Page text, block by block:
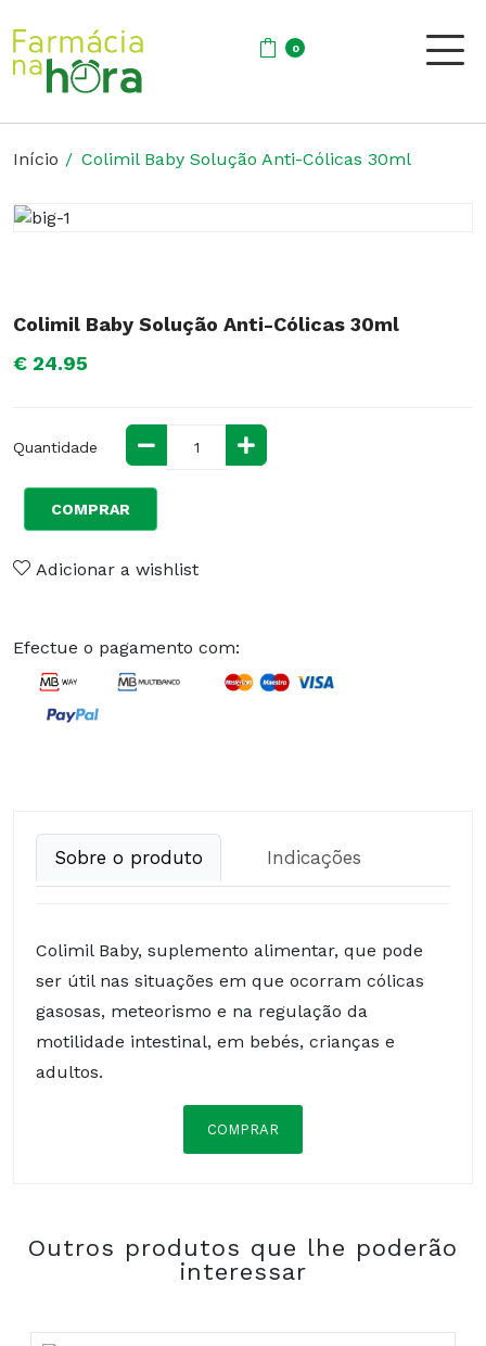
0
Início Colimil Baby Solução Anti-Cólicas 30ml
Colimil Baby Solução Anti-Cólicas 30ml
€ 24.95
Quantidade
COMPRAR
Adicionar a wishlist
Efectue o pagamento com:
Sobre o produto Indicações
Colimil Baby, suplemento alimentar, que pode
ser útil nas situações em que ocorram cólicas
gasosas, meteorismo e na regulação da
motilidade intestinal, em bebés, crianças e
adultos.
COMPRAR
(titulada em ácido rosmarínico 2%) *; extrato de
camomila (Matricaria chamomilla L.) flor
tindalizados (Termo-inativados): Lactobacillus
Outros produtos que lhe poderão
interessar